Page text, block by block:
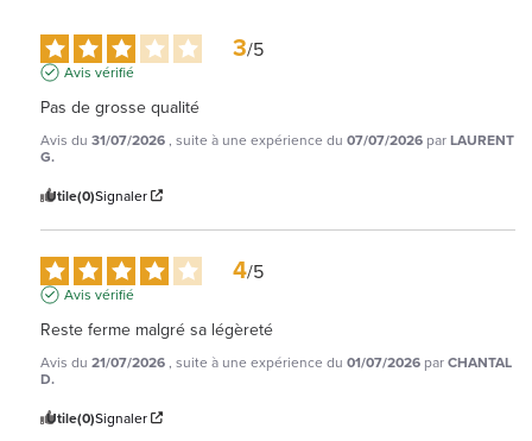
3/5
Avis vérifié
Pas de grosse qualité
Avis du 31/07/2026, suite à une expérience du 07/07/2026 parLAURENT
G.
Utile(0)Signaler
4/5
Avis vérifié
Reste ferme malgré sa légèreté
Avis du 21/07/2026, suite à une expérience du 01/07/2026 parCHANTAL
D.
Utile(0)Signaler